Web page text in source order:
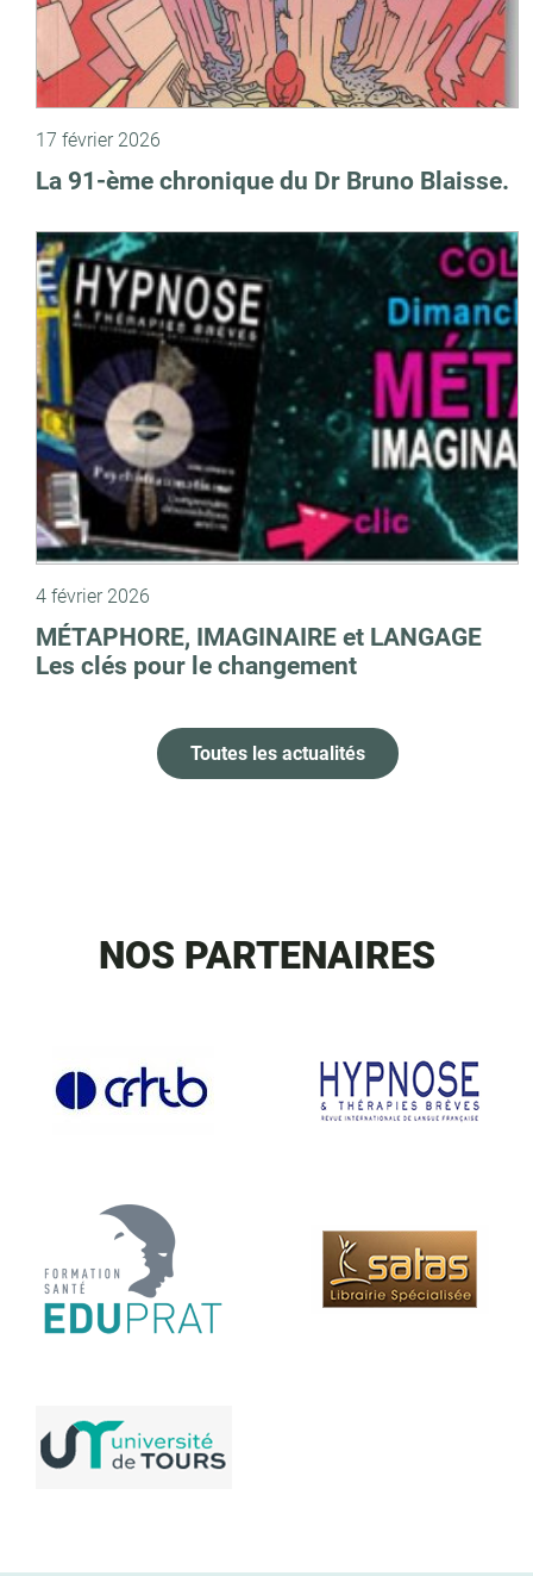
17 février 2026
La 91-ème chronique du Dr Bruno Blaisse.
4 février 2026
MÉTAPHORE, IMAGINAIRE et LANGAGE
Les clés pour le changement
Toutes les actualités
NOS PARTENAIRES